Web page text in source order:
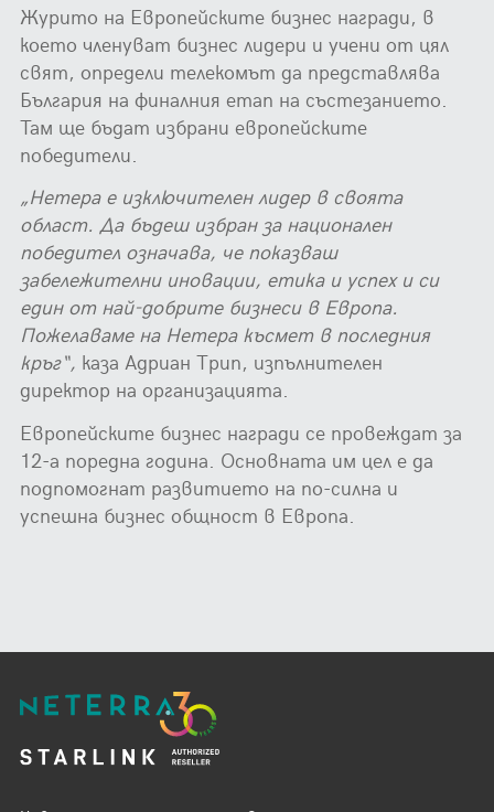
Журито на Европейските бизнес награди, в
което членуват бизнес лидери и учени от цял
свят, определи телекомът да представлява
България на финалния етап на състезанието.
Там ще бъдат избрани европейските
победители.
„Нетера е изключителен лидер в своята
област. Да бъдеш избран за национален
победител означава, че показваш
забележителни иновации, етика и успех и си
един от най-добрите бизнеси в Европа.
Пожелаваме на Нетера късмет в последния
кръг“, каза Адриан Трип, изпълнителен
директор на организацията.
Европейските бизнес награди се провеждат за
12-а поредна година. Основната им цел е да
подпомогнат развитието на по-силна и
успешна бизнес общност в Европа.